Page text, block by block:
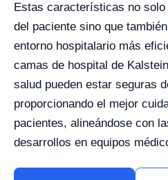
Estas características no
del paciente sino que
entorno hospitalario más
camas de hospital de
salud pueden estar seguras
proporcionando el mejor
pacientes, alineándose con
desarrollos en equipos